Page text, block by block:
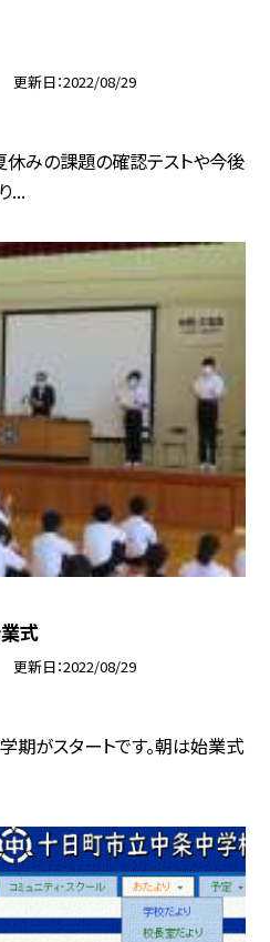
更新日 2022/08/29
休みの課題の確認テストや今後
...
式
更新日 2022/08/29
期がスタートです。朝は始業式